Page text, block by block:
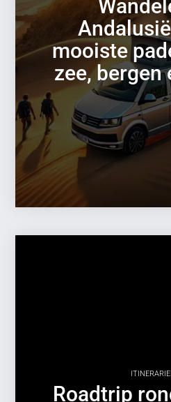
mooiste
zee, bergen
Roadtrip